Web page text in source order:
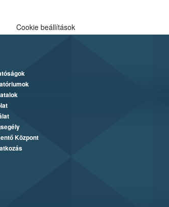
Cookie beállítások
Központ